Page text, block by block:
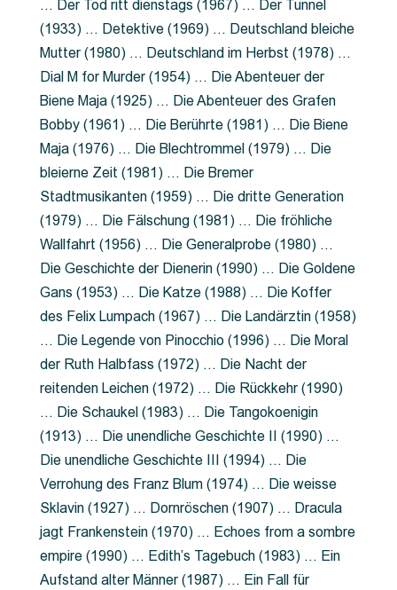
… Der Tod ritt dienstags (1967) … Der Tunnel
(1933) … Detektive (1969) … Deutschland bleiche
Mutter (1980) … Deutschland im Herbst (1978) …
Dial M for Murder (1954) … Die Abenteuer der
Biene Maja (1925) … Die Abenteuer des Grafen
Bobby (1961) … Die Berührte (1981) … Die Biene
Maja (1976) … Die Blechtrommel (1979) … Die
bleierne Zeit (1981) … Die Bremer
Stadtmusikanten (1959) … Die dritte Generation
(1979) … Die Fälschung (1981) … Die fröhliche
Wallfahrt (1956) … Die Generalprobe (1980) …
Die Geschichte der Dienerin (1990) … Die Goldene
Gans (1953) … Die Katze (1988) … Die Koffer
des Felix Lumpach (1967) … Die Landärztin (1958)
… Die Legende von Pinocchio (1996) … Die Moral
der Ruth Halbfass (1972) … Die Nacht der
reitenden Leichen (1972) … Die Rückkehr (1990)
… Die Schaukel (1983) … Die Tangokoenigin
(1913) … Die unendliche Geschichte II (1990) …
Die unendliche Geschichte III (1994) … Die
Verrohung des Franz Blum (1974) … Die weisse
Sklavin (1927) … Dornröschen (1907) … Dracula
jagt Frankenstein (1970) … Echoes from a sombre
empire (1990) … Edith’s Tagebuch (1983) … Ein
Aufstand alter Männer (1987) … Ein Fall für